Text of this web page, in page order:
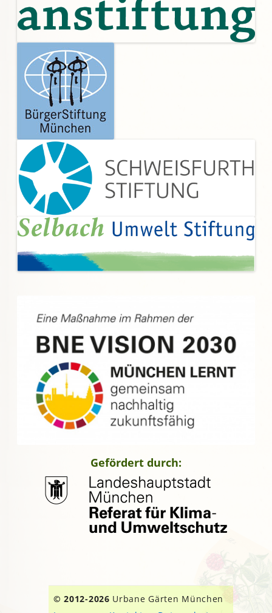
Gefördert durch:
© 2012-2026 Urbane Gärten München